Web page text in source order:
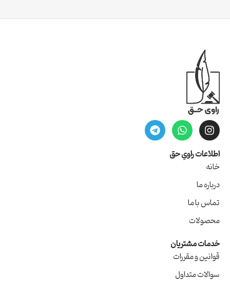
اطلاعات راویِ حق
خانه
درباره ما
تماس با ما
محصولات
خدمات مشتریان
قوانین و مقررات
سوالات متداول